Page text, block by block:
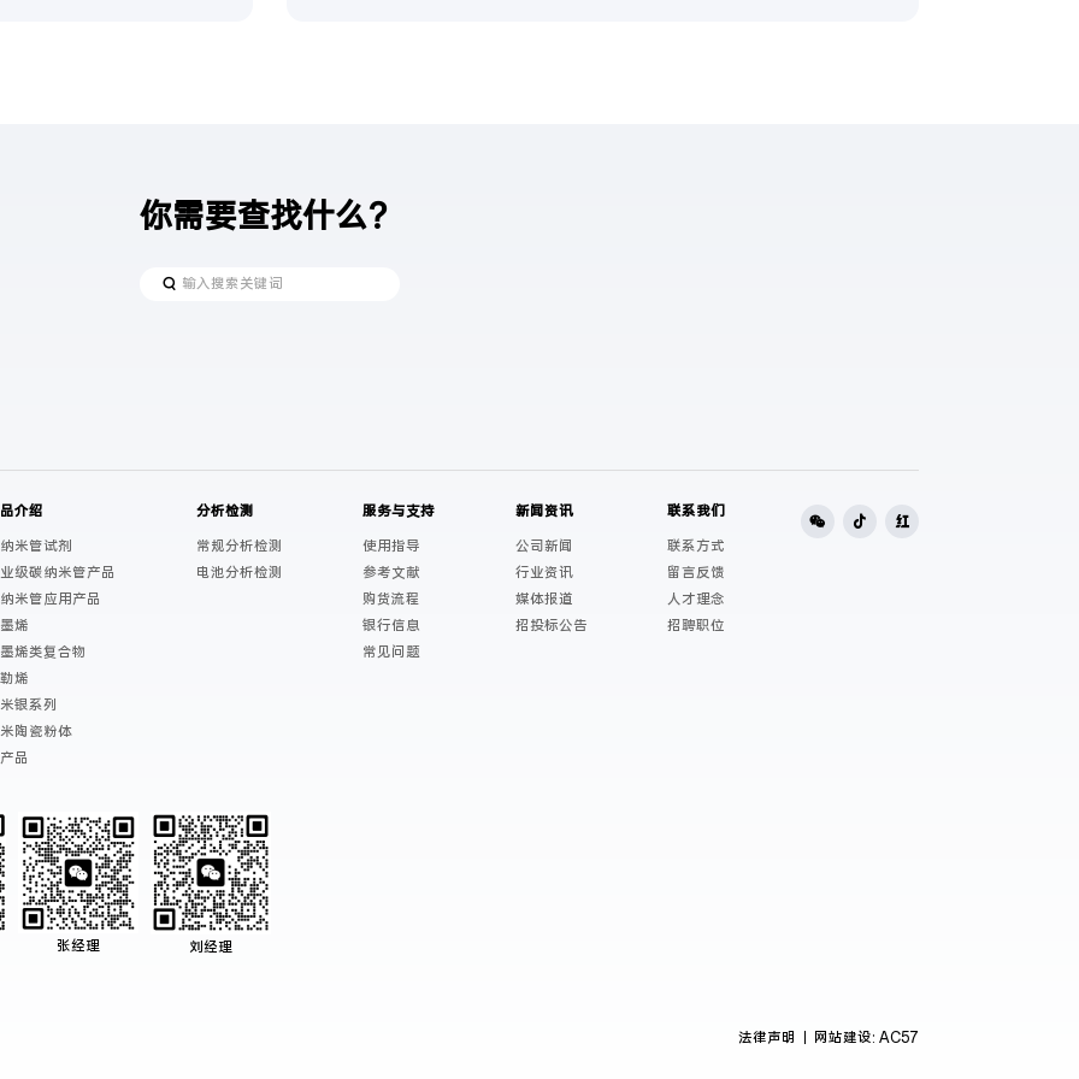
你需要查找什么？
介绍
米管试剂
级碳纳米管产品
米管应用产品
烯
烯类复合物
烯
银系列
陶瓷粉体
品
分析检测
常规分析检测
电池分析检测
服务与支持
使用指导
参考文献
购货流程
银行信息
常见问题
新闻资讯
公司新闻
行业资讯
媒体报道
招投标公告
联系我们
联系方式
留言反馈
人才理念
招聘职位
张经理 刘经理
法律声明 网站建设: AC57